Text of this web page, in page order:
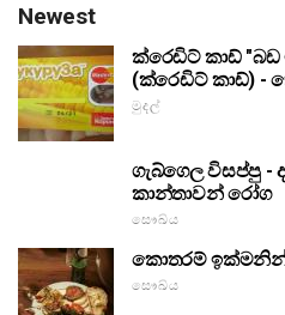
Newest
ක්රෙඩිට් කාඩ් "බඩ
(ක්රෙඩිට් කාඩ්) -
මුදල්
ගැබ්ගෙල විසප්පු -
කාන්තාවන් රෝග
සෞඛ්ය
කොතරම් ඉක්මනින්
සෞඛ්ය